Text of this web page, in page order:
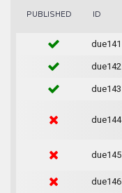
PUBLISHED ID
due141
due142
due143
due144
due145
due146